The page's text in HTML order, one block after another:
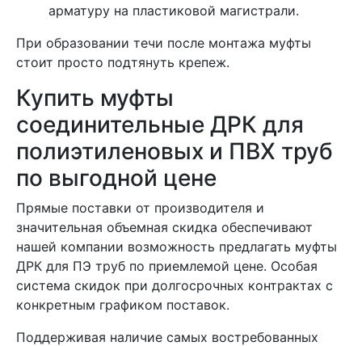
арматуру на пластиковой магистрали.
При образовании течи после монтажа муфты
стоит просто подтянуть крепеж.
Купить муфты
соединительные ДРК для
полиэтиленовых и ПВХ труб
по выгодной цене
Прямые поставки от производителя и
значительная объемная скидка обеспечивают
нашей компании возможность предлагать муфты
ДРК для ПЭ труб по приемлемой цене. Особая
система скидок при долгосрочных контрактах с
конкретным графиком поставок.
Поддерживая наличие самых востребованных